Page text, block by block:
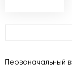
Первоначальный